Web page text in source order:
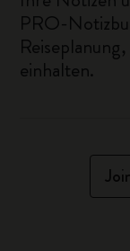
PRO-
einhalten.